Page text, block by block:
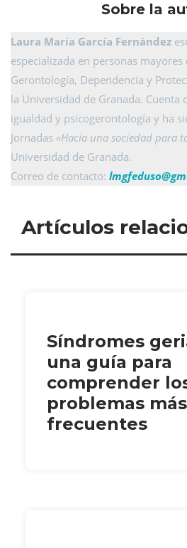
Sobre la
Laura María García Fernández
especializada en personas
Gerontología, Dependencia y
la Universidad de Granada. Cuenta
igualdad y psicogerontología y ha
Jornadas «Hacia una sociedad para
Universidad de Granada.
Correo de contacto: lmgfeduso@
Artículos
Síndromes
una guía para
comprender
problemas más
frecuentes